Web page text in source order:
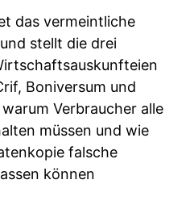
das vermeintliche
stellt die drei
Boniversum und
Verbraucher alle
müssen und wie
falsche
können